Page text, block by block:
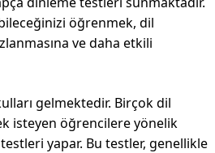
öğrenmek, dil
ve daha etkili
gelmektedir. Birçok dil
isteyen öğrencilere yönelik
yapar. Bu testler, genellikle